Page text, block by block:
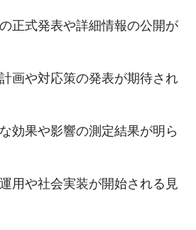
正式発表や詳細情報の公開が
画や対応策の発表が期待され
効果や影響の測定結果が明ら
用や社会実装が開始される見